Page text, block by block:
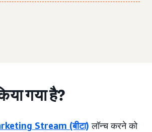
गया है?
Stream (बीटा) लॉन्च करने को